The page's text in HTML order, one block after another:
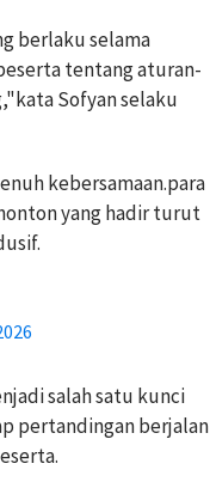
berlaku selama
tentang aturan-
Sofyan selaku
kebersamaan.para
yang hadir turut
salah satu kunci
pertandingan berjalan